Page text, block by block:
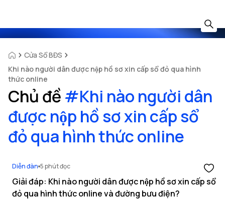
Cửa Sổ BĐS
Khi nào người dân được nộp hồ sơ xin cấp sổ đỏ qua hình
thức online
Chủ đề #Khi nào người dân
được nộp hồ sơ xin cấp sổ
đỏ qua hình thức online
Diễn đàn 5 phút đọc
Giải đáp: Khi nào người dân được nộp hồ sơ xin cấp sổ
đỏ qua hình thức online và đường bưu điện?